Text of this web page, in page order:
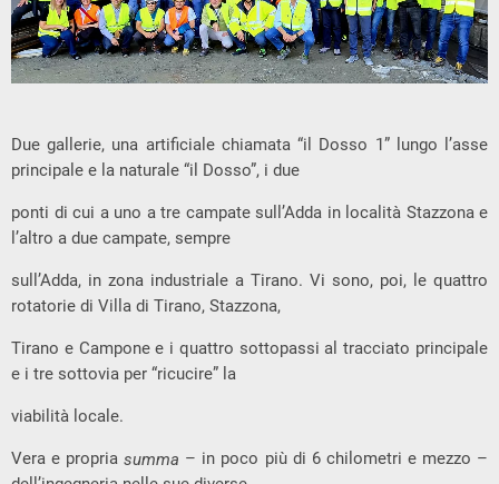
Due gallerie, una artificiale chiamata “il Dosso 1” lungo l’asse
principale e la naturale “il Dosso”, i due
ponti di cui a uno a tre campate sull’Adda in località Stazzona e
l’altro a due campate, sempre
sull’Adda, in zona industriale a Tirano. Vi sono, poi, le quattro
rotatorie di Villa di Tirano, Stazzona,
Tirano e Campone e i quattro sottopassi al tracciato principale
e i tre sottovia per “ricucire” la
viabilità locale.
Vera e propriasumma – in poco più di 6 chilometri e mezzo –